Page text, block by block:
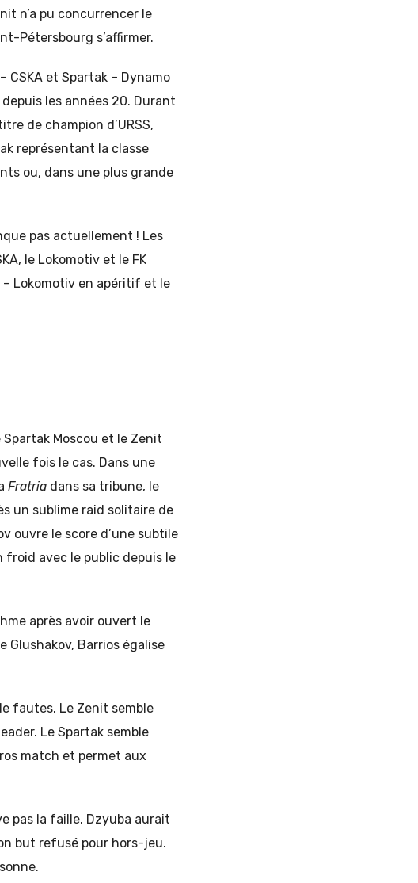
n’a pu concurrencer le
Pétersbourg s’affirmer.
CSKA et Spartak – Dynamo
les années 20. Durant
de champion d’URSS,
représentant la classe
ou, dans une plus grande
pas actuellement ! Les
le Lokomotiv et le FK
– Lokomotiv en apéritif et le
Moscou et le Zenit
fois le cas. Dans une
Fratria dans sa tribune, le
un sublime raid solitaire de
ouvre le score d’une subtile
froid avec le public depuis le
après avoir ouvert le
Glushakov, Barrios égalise
fautes. Le Zenit semble
Le Spartak semble
match et permet aux
pas la faille. Dzyuba aurait
but refusé pour hors-jeu.